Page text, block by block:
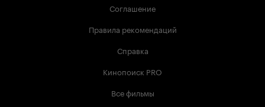
Соглашение
Правила рекомендаций
Справка
Кинопоиск PRO
Все фильмы